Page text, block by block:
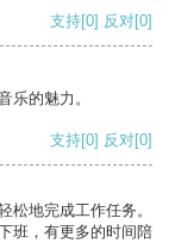
支持[0] 反对[0]
乐的魅力。
支持[0] 反对[0]
松地完成工作任务。
班，有更多的时间陪